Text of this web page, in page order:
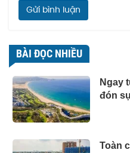
Gửi bình luận
BÀI ĐỌC NHIỀU
Ngay
đón
Toàn